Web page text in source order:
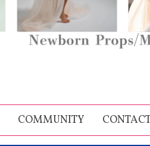
COMMUNITY